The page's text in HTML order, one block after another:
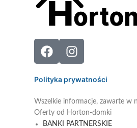
Polityka prywatności
Wszelkie informacje, zawarte w
Oferty od Horton-domki
BANKI PARTNERSKIE